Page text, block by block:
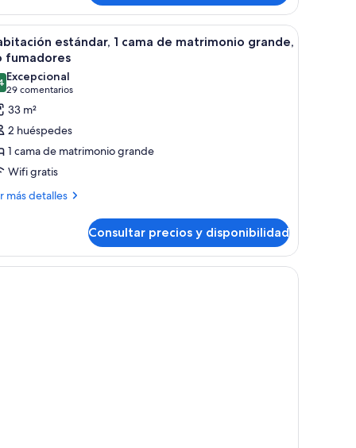
escritorio con silla, refrigerador, lavamanos y ventana con vistas.
Habitación estándar, 1 cama de
9
estándar, 1 cama de matrimonio grande,
fumadores
de 10
Excepcional
29 comentarios
(29 comentarios)
33 m²
2 huéspedes
1 cama de matrimonio grande
Wifi gratis
más detalles
Consultar precios y disponibilidad
portátil, cortinas opacas